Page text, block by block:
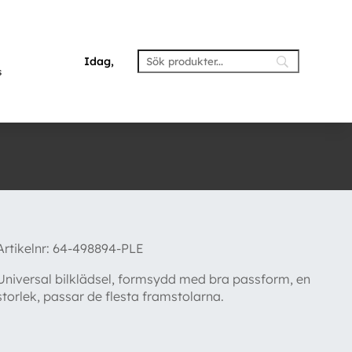
Idag,
64-498894-PLE
bilklädsel, formsydd med bra passform, en
passar de flesta framstolarna.